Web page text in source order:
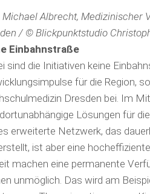
Michael Albrecht, Medizinischer
/ © Blickpunktstudio
Einbahnstraße
sind die Initiativen keine
für die Region,
Dresden bei. Im
Lö­sungen für
erweiterte Netz­werk, das
ist aber eine
ma­chen eine permanente
unmöglich. Das wird am